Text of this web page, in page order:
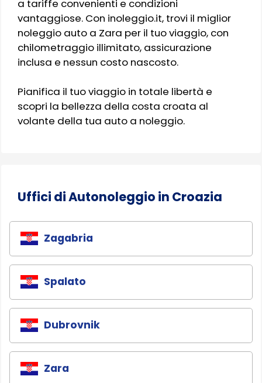
a tariffe convenienti e condizioni
vantaggiose. Con inoleggio.it, trovi il miglior
noleggio auto a Zara per il tuo viaggio, con
chilometraggio illimitato, assicurazione
inclusa e nessun costo nascosto.
Pianifica il tuo viaggio in totale libertà e
scopri la bellezza della costa croata al
volante della tua auto a noleggio.
Uffici di Autonoleggio in Croazia
Zagabria
Spalato
Dubrovnik
Zara